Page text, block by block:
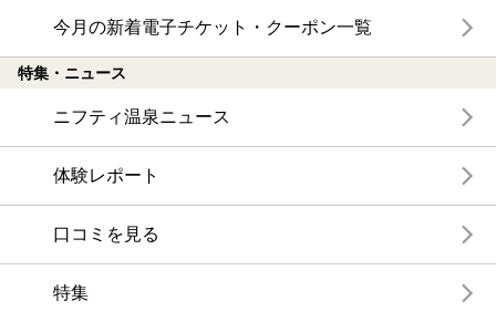
今月の新着電子チケット・クーポン一覧
特集・ニュース
ニフティ温泉ニュース
体験レポート
口コミを見る
特集